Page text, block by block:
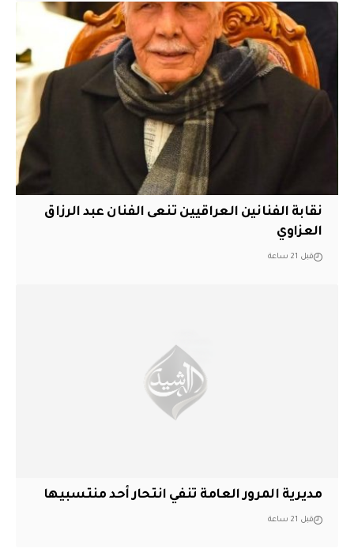
نقابة الفنانين العراقيين تنعى الفنان عبد الرزاق
العزاوي
قبل 21 ساعة
مديرية المرور العامة تنفي انتحار أحد منتسبيها
قبل 21 ساعة